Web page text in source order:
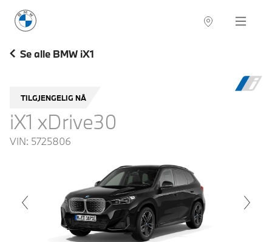
BMW Norge Navigation
Se alle BMW iX1
TILGJENGELIG NÅ
iX1 xDrive30
VIN: 5725806